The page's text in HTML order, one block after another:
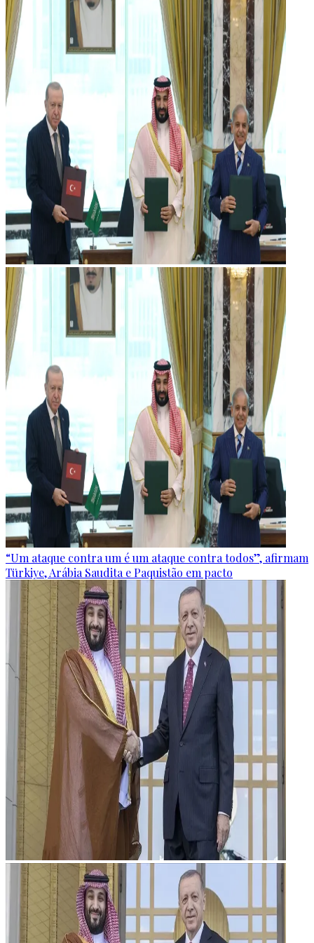
“Um ataque contra um é um ataque contra todos”, afirmam
Türkiye, Arábia Saudita e Paquistão em pacto